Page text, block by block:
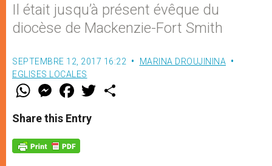
Il était jusqu’à présent évêque du
diocèse de Mackenzie-Fort Smith
SEPTEMBRE 12, 2017 16:22
MARINA DROUJININA
EGLISES LOCALES
W
t
s
p
p
M
e
s
e
g
e
F
a
e
b
o
k
w
Share this Entry